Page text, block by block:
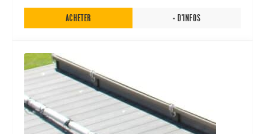
ACHETER + D'INFOS